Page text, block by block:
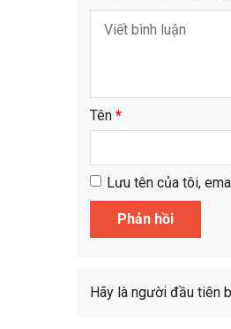
Tên *
Lưu tên của tôi,
Hãy là người đầu tiên